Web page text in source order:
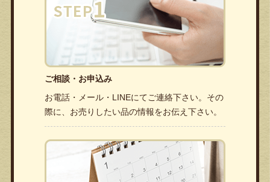
ご相談・お申込み
お電話・メール・LINEにてご連絡下さい。その
際に、お売りしたい品の情報をお伝え下さい。